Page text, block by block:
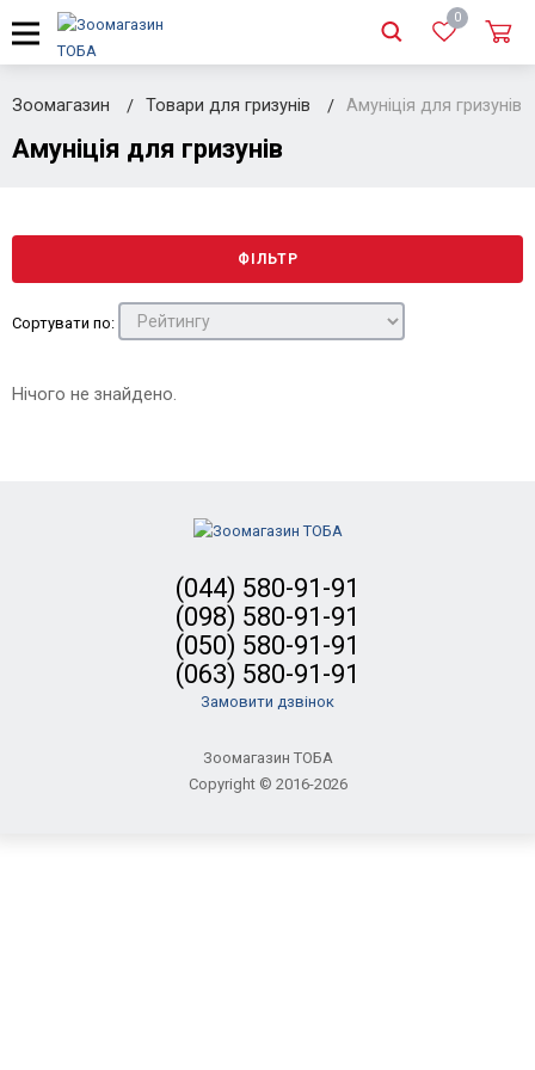
0
Зоомагазин Товари для гризунів Амуніція для гризунів
Амуніція для гризунів
ФІЛЬТР
Сортувати по:
Нічого не знайдено.
(044) 580-91-91
(098) 580-91-91
(050) 580-91-91
(063) 580-91-91
Замовити дзвінок
Зоомагазин ТОБА
Copyright © 2016-2026